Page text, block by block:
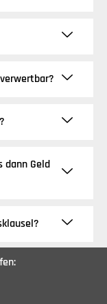
dann Geld